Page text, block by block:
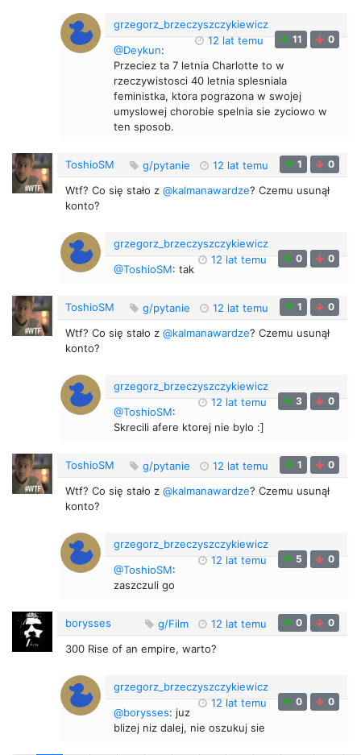
grzegorz_brzeczyszczykiewicz
12 lat temu
11 0
@Deykun:
Przeciez ta 7 letnia Charlotte to w
rzeczywistosci 40 letnia splesniala
feministka, ktora pograzona w swojej
umyslowej chorobie spelnia sie zyciowo w
ten sposob.
ToshioSM g/pytanie 12 lat temu 1 0
Wtf? Co się stało z @kalmanawardze? Czemu usunął
konto?
grzegorz_brzeczyszczykiewicz
12 lat temu
0 0
@ToshioSM: tak
ToshioSM g/pytanie 12 lat temu 1 0
Wtf? Co się stało z @kalmanawardze? Czemu usunął
konto?
grzegorz_brzeczyszczykiewicz
12 lat temu
3 0
@ToshioSM:
Skrecili afere ktorej nie bylo :]
ToshioSM g/pytanie 12 lat temu 1 0
Wtf? Co się stało z @kalmanawardze? Czemu usunął
konto?
grzegorz_brzeczyszczykiewicz
12 lat temu
5 0
@ToshioSM:
zaszczuli go
borysses g/Film 12 lat temu 0 0
300 Rise of an empire, warto?
grzegorz_brzeczyszczykiewicz
12 lat temu
0 0
@borysses: juz
blizej niz dalej, nie oszukuj sie